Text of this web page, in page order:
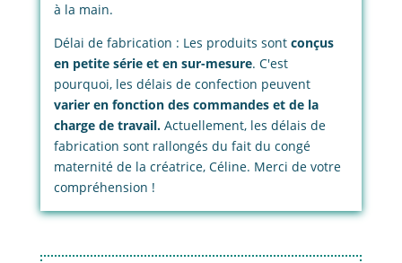
à la main.
Délai de fabrication : Les produits sont conçus
en petite série et en sur-mesure. C'est
pourquoi, les délais de confection peuvent
varier en fonction des commandes et de la
charge de travail.Actuellement, les délais de
fabrication sont rallongés du fait du congé
maternité de la créatrice, Céline. Merci de votre
compréhension !